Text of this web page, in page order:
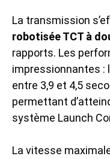
La transmission
robotisée TCT à
rapports. Les
impressionnantes :
entre 3,9 et 4,5
permettant
système Launch
La vitesse